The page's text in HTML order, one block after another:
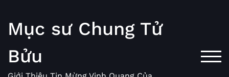
content
Mục sư Chung Tử
Bửu